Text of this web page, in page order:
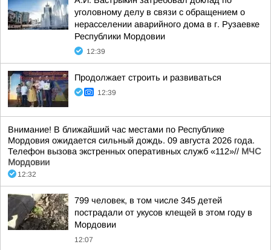
уголовному делу в связи с обращением о
нерасселении аварийного дома в г. Рузаевке
Республики Мордовии
12:39
Продолжает строить и развиваться
12:39
Внимание! В ближайший час местами по Республике
Мордовия ожидается сильный дождь. 09 августа 2026 года.
Телефон вызова экстренных оперативных служб «112»// МЧС
Мордовии
12:32
799 человек, в том числе 345 детей
пострадали от укусов клещей в этом году в
Мордовии
12:07